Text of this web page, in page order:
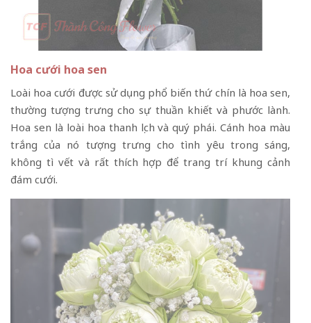
Hoa cưới hoa sen
Loài hoa cưới được sử dụng phổ biến thứ chín là hoa sen,
thường tượng trưng cho sự thuần khiết và phước lành.
Hoa sen là loài hoa thanh lịch và quý phái. Cánh hoa màu
trắng của nó tượng trưng cho tình yêu trong sáng,
không tì vết và rất thích hợp để trang trí khung cảnh
đám cưới.